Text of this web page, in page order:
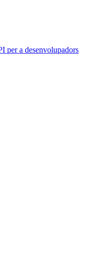
per a desenvolupadors